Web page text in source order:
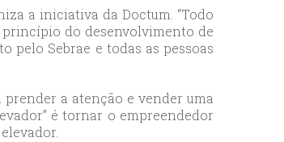
a iniciativa da Doctum. “Todo
do desenvolvimento de
pelo Sebrae e todas as pessoas
a atenção e vender uma
é tornar o empreendedor